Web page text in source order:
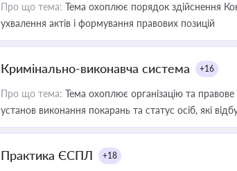
Про що тема: Тема охоплює порядок здійснення
ухвалення актів і формування правових позицій
Кримінально-виконавча система +16
Про що тема: Тема охоплює організацію та
установ виконання покарань та статус осіб, які
Практика ЄСПЛ +18